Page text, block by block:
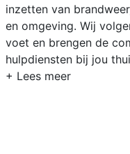
inzetten van
en omgeving. Wij
voet en brengen de
hulpdiensten bij jou